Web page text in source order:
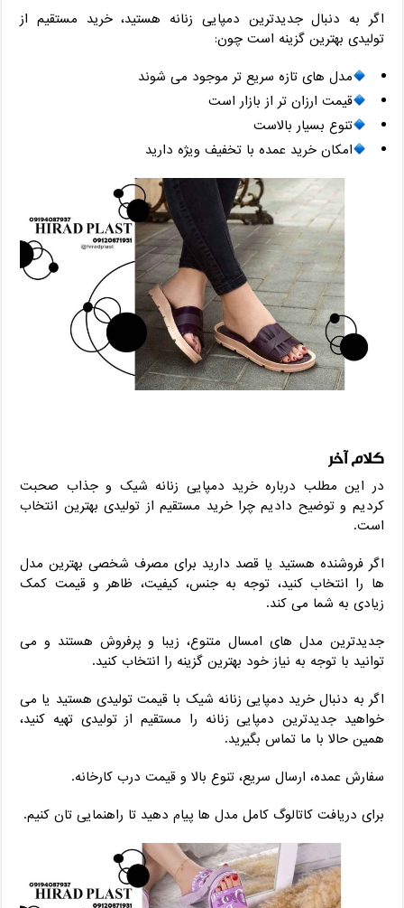
اگر به ‌دنبال جدیدترین دمپایی زنانه هستید، خرید مستقیم از
تولیدی بهترین گزینه است چون:
مدل ‌های تازه سریع ‌تر موجود می‌ شوند
قیمت ارزان ‌تر از بازار است
تنوع بسیار بالاست
امکان خرید عمده با تخفیف ویژه دارید
کلام آخر
در این مطلب درباره خرید دمپایی زنانه شیک و جذاب صحبت
کردیم و توضیح دادیم چرا خرید مستقیم از تولیدی بهترین انتخاب
است.
اگر فروشنده هستید یا قصد دارید برای مصرف شخصی بهترین مدل
‌ها را انتخاب کنید، توجه به جنس، کیفیت، ظاهر و قیمت کمک
زیادی به شما می ‌کند.
جدیدترین مدل ‌های امسال متنوع، زیبا و پرفروش هستند و می
‌توانید با توجه به نیاز خود بهترین گزینه را انتخاب کنید.
اگر به دنبال خرید دمپایی زنانه شیک با قیمت تولیدی هستید یا می
‌خواهید جدیدترین دمپایی زنانه را مستقیم از تولیدی تهیه کنید،
همین حالا با ما تماس بگیرید.
سفارش عمده، ارسال سریع، تنوع بالا و قیمت درب کارخانه.
برای دریافت کاتالوگ کامل مدل ها پیام دهید تا راهنمایی ‌تان کنیم.